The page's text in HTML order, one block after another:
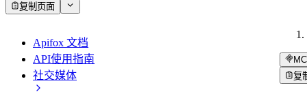
复制页面
Apifox 文档
API使用指南
社交媒体
复